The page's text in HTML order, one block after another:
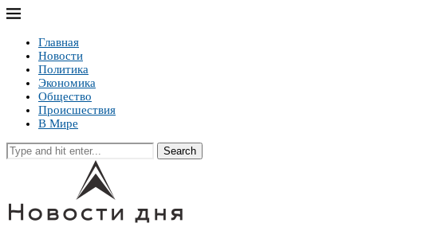
Главная
Новости
Политика
Экономика
Общество
Происшествия
В Мире
Search